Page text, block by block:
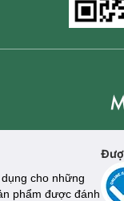
cho những
phẩm được đánh